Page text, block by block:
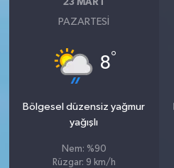
23 MART
PAZARTESI
8°
Bölgesel düzensiz yağmur
yağışlı
Nem: %90
Rüzgar: 9 km/h